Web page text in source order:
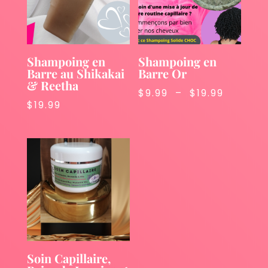
Shampoing en
Barre au Shikakai
& Reetha
$19.99
Shampoing en
Barre Or
$9.99 – $19.99
Soin Capillaire,